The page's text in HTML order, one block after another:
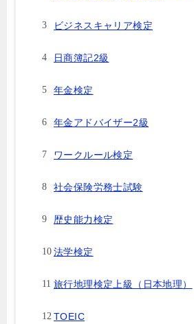
ビジネスキャリア検定
日商簿記2級
年金検定
年金アドバイザー2級
ワークルール検定
社会保険労務士試験
歴史能力検定
法学検定
旅行地理検定上級（日本地理）
TOEIC